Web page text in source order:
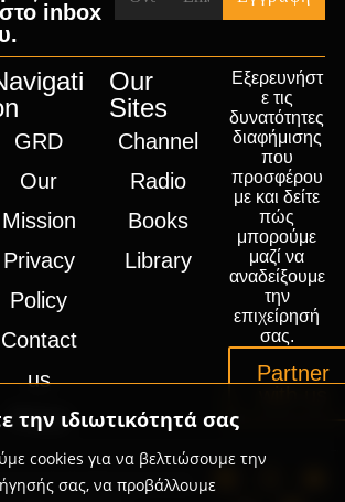
την ιδιωτικότητά σας
cookies για να βελτιώσουμε την
σας, να προβάλλουμε
inbox
GRD
Our
Mission
Privacy
Policy
Contact
us
Press
Our
Sites
Channel
Radio
Books
Library
Εξερευνήστ
ε τις
δυνατότητες
διαφήμισης
που
προσφέρου
με και δείτε
πώς
μπορούμε
μαζί να
αναδείξουμε
την
επιχείρησή
σας.
Partner
| Powered byPromotech